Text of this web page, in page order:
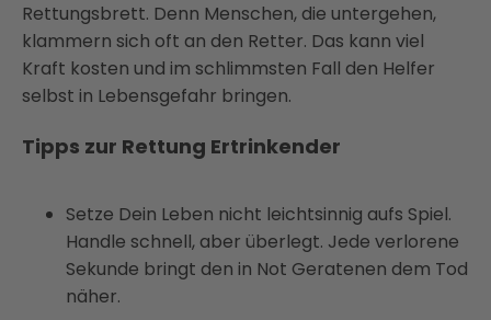
Rettungsbrett. Denn Menschen, die untergehen,
klammern sich oft an den Retter. Das kann viel
Kraft kosten und im schlimmsten Fall den Helfer
selbst in Lebensgefahr bringen.
Tipps zur Rettung Ertrinkender
Setze Dein Leben nicht leichtsinnig aufs Spiel.
Handle schnell, aber überlegt. Jede verlorene
Sekunde bringt den in Not Geratenen dem Tod
näher.